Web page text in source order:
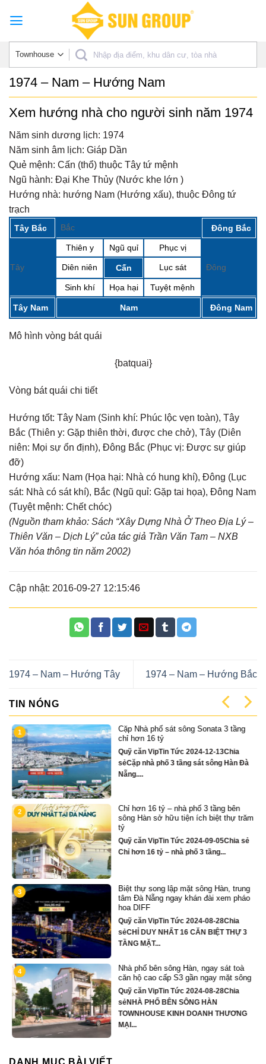
1974 – Nam – Hướng Nam
Xem hướng nhà cho người sinh năm 1974
Năm sinh dương lịch: 1974
Năm sinh âm lịch: Giáp Dần
Quẻ mệnh: Cấn (thổ) thuộc Tây tứ mệnh
Ngũ hành: Đại Khe Thủy (Nước khe lớn )
Hướng nhà: hướng Nam (Hướng xấu), thuộc Đông tứ
trạch
Tây Bắc Bắc Đông Bắc
Tây
Thiên y Ngũ quỉ Phục vị
Đông
Diên niên Cấn Lục sát
Sinh khí Họa hại Tuyệt mệnh
Tây Nam Nam Đông Nam
Mô hình vòng bát quái
{batquai}
Vòng bát quái chi tiết
Hướng tốt: Tây Nam (Sinh khí: Phúc lộc vẹn toàn), Tây
Bắc (Thiên y: Gặp thiên thời, được che chở), Tây (Diên
niên: Mọi sự ổn định), Đông Bắc (Phục vị: Được sự giúp
đỡ)
Hướng xấu: Nam (Họa hại: Nhà có hung khí), Đông (Lục
sát: Nhà có sát khí), Bắc (Ngũ quỉ: Gặp tai họa), Đông Nam
(Tuyệt mệnh: Chết chóc)
(Nguồn tham khảo: Sách “Xây Dựng Nhà Ở Theo Địa Lý –
Thiên Văn – Dịch Lý” của tác giả Trần Văn Tam – NXB
Văn hóa thông tin năm 2002)
Cập nhật: 2016-09-27 12:15:46
1974 – Nam – Hướng Tây 1974 – Nam – Hướng Bắc
TIN NÓNG
1
Cặp Nhà phố sát sông Sonata 3 tầng
chỉ hơn 16 tỷ
Quỹ căn VipTin Tức 2024-12-13Chia
sẻCặp nhà phố 3 tầng sát sông Hàn Đà
Nẵng....
2
Chỉ hơn 16 tỷ – nhà phố 3 tầng bên
sông Hàn sở hữu tiện ích biệt thự trăm
tỷ
Quỹ căn VipTin Tức 2024-09-05Chia sẻ
Chỉ hơn 16 tỷ – nhà phố 3 tầng...
3
Biệt thự song lập mặt sông Hàn, trung
tâm Đà Nẵng ngay khán đài xem pháo
hoa DIFF
Quỹ căn VipTin Tức 2024-08-28Chia
sẻCHỈ DUY NHẤT 16 CĂN BIỆT THỰ 3
TẦNG MẶT...
4
Nhà phố bên sông Hàn, ngay sát toà
căn hộ cao cấp S3 gần ngay mặt sông
Quỹ căn VipTin Tức 2024-08-28Chia
sẻNHÀ PHỐ BÊN SÔNG HÀN
TOWNHOUSE KINH DOANH THƯƠNG
MẠI...